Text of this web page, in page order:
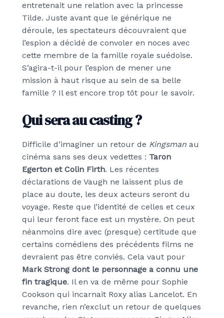
entretenait une relation avec la princesse
Tilde. Juste avant que le générique ne
déroule, les spectateurs découvraient que
l’espion a décidé de convoler en noces avec
cette membre de la famille royale suédoise.
S’agira-t-il pour l’espion de mener une
mission à haut risque au sein de sa belle
famille ? Il est encore trop tôt pour le savoir.
Qui sera au casting ?
Difficile d’imaginer un retour de Kingsman au
cinéma sans ses deux vedettes : Taron
Egerton et Colin Firth. Les récentes
déclarations de Vaugh ne laissent plus de
place au doute, les deux acteurs seront du
voyage. Reste que l’identité de celles et ceux
qui leur feront face est un mystère. On peut
néanmoins dire avec (presque) certitude que
certains comédiens des précédents films ne
devraient pas être conviés. Cela vaut pour
Mark Strong dont le personnage a connu une
fin tragique. Il en va de même pour Sophie
Cookson qui incarnait Roxy alias Lancelot. En
revanche, rien n’exclut un retour de quelques